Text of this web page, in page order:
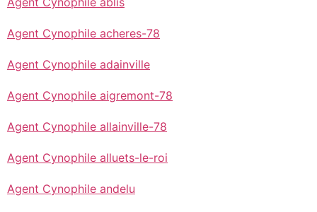
Agent Cynophile acheres-78
Agent Cynophile adainville
Agent Cynophile aigremont-78
Agent Cynophile allainville-78
Agent Cynophile alluets-le-roi
Agent Cynophile andelu